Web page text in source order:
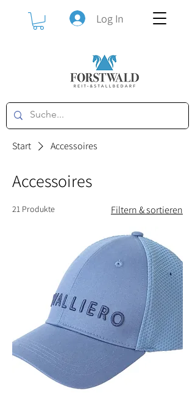
Log In
Start Accessoires
Accessoires
21 Produkte Filtern & sortieren